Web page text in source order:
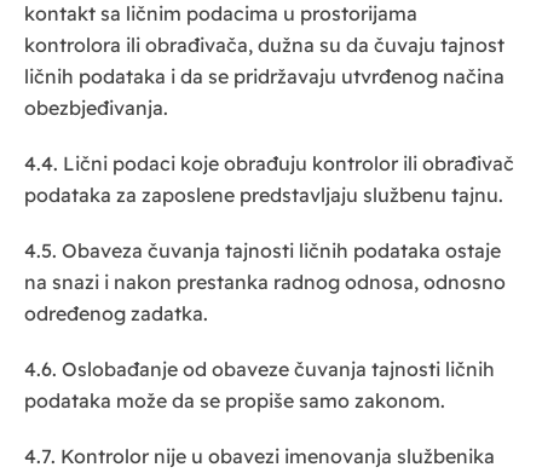
kontakt sa ličnim podacima u prostorijama
kontrolora ili obrađivača, dužna su da čuvaju tajnost
ličnih podataka i da se pridržavaju utvrđenog načina
obezbjeđivanja.
4.4. Lični podaci koje obrađuju kontrolor ili obrađivač
podataka za zaposlene predstavljaju službenu tajnu.
4.5. Obaveza čuvanja tajnosti ličnih podataka ostaje
na snazi i nakon prestanka radnog odnosa, odnosno
određenog zadatka.
4.6. Oslobađanje od obaveze čuvanja tajnosti ličnih
podataka može da se propiše samo zakonom.
4.7. Kontrolor nije u obavezi imenovanja službenika